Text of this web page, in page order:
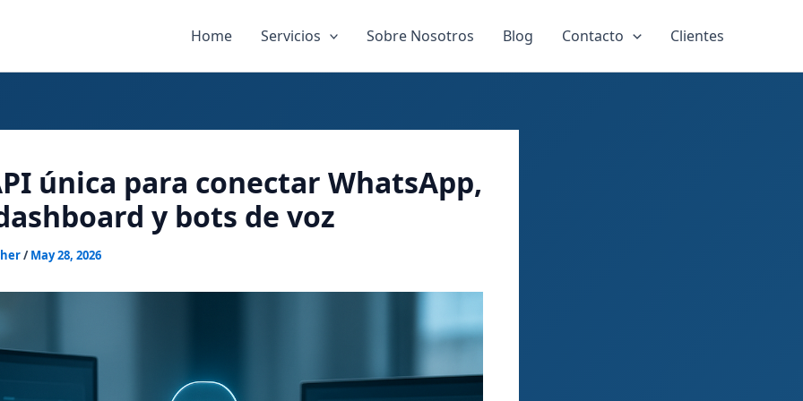
Home Servicios Sobre Nosotros Blog Contacto Clientes
única para conectar WhatsApp,
y bots de voz
/May 28, 2026